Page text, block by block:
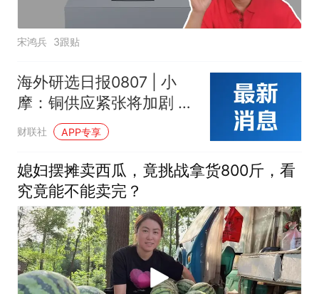
宋鸿兵 3跟贴
海外研选日报0807 | 小
摩：铜供应紧张将加剧 下
半年铜价或向1.5万美元迈
财联社 APP专享
媳妇摆摊卖西瓜，竟挑战拿货800斤，看
究竟能不能卖完？